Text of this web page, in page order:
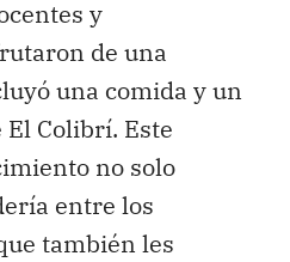
y
de una
una comida y un
El Colibrí. Este
no solo
entre los
también les